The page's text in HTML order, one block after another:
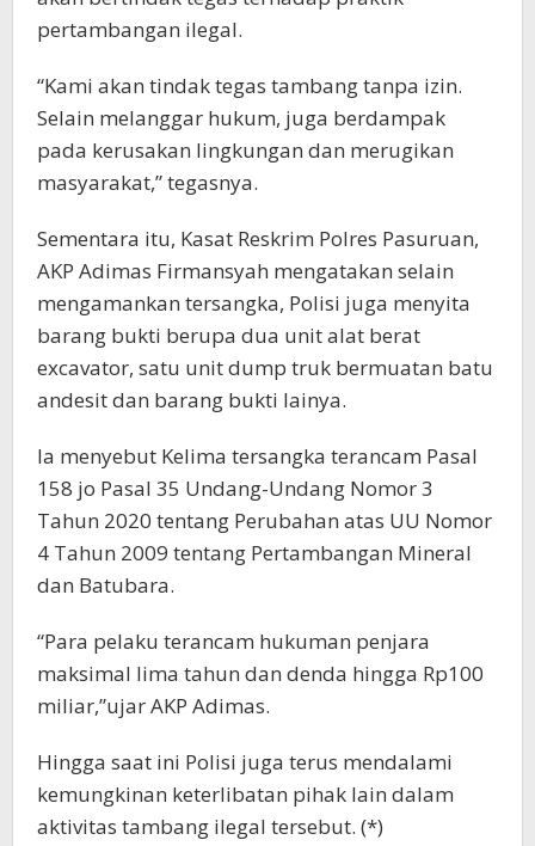
pertambangan ilegal.
“Kami akan tindak tegas tambang tanpa izin.
Selain melanggar hukum, juga berdampak
pada kerusakan lingkungan dan merugikan
masyarakat,” tegasnya.
Sementara itu, Kasat Reskrim Polres Pasuruan,
AKP Adimas Firmansyah mengatakan selain
mengamankan tersangka, Polisi juga menyita
barang bukti berupa dua unit alat berat
excavator, satu unit dump truk bermuatan batu
andesit dan barang bukti lainya.
Ia menyebut Kelima tersangka terancam Pasal
158 jo Pasal 35 Undang-Undang Nomor 3
Tahun 2020 tentang Perubahan atas UU Nomor
4 Tahun 2009 tentang Pertambangan Mineral
dan Batubara.
“Para pelaku terancam hukuman penjara
maksimal lima tahun dan denda hingga Rp100
miliar,”ujar AKP Adimas.
Hingga saat ini Polisi juga terus mendalami
kemungkinan keterlibatan pihak lain dalam
aktivitas tambang ilegal tersebut. (*)